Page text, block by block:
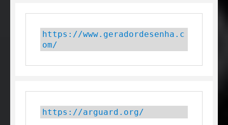
https://www.geradordesenha.c
om/
https://arguard.org/